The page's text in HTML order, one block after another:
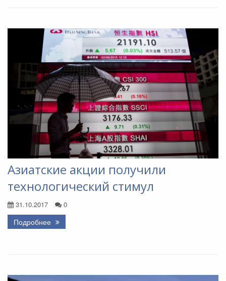
Азиатские акции получили
технологический стимул
31.10.2017 0
Подробнее